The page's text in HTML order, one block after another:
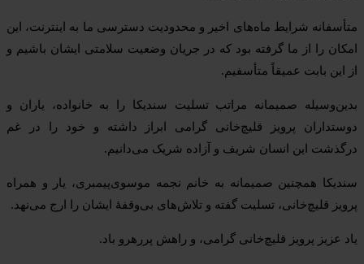
متأسفانه شرایط ماه‌های اخیر و محدودیت دسترسی ما به اینترنت، این
امکان را از ما گرفته بود که در جریان وضعیت سلامتی ایشان باشیم و
از این بابت عمیقاً متأسفیم.
بدین‌وسیله صمیمانه مراتب تسلیت سندیکا را به خانواده، یاران و
دوستداران پرویز قلیچ‌خانی گرامی ابراز داشته و خود را در غم
درگذشت این انسان شریف و آزاده شریک می‌دانیم.
سندیکا همچنین صمیمانه به خانم نجمه موسوی‌پیمبری، یار و همراه
پرویز قلیچ‌خانی، تسلیت گفته و تلاش‌های بی‌وقفهٔ ایشان را ارج می‌نهد.
یاد عزیز پرویز قلیچ‌خانی گرامی، و راهش پررهرو باد.